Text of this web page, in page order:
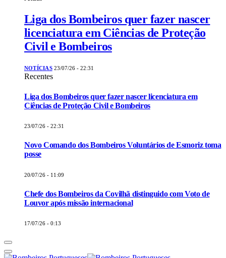
Liga dos Bombeiros quer fazer nascer
licenciatura em Ciências de Proteção
Civil e Bombeiros
NOTÍCIAS 23/07/26 - 22:31
Recentes
Liga dos Bombeiros quer fazer nascer licenciatura em
Ciências de Proteção Civil e Bombeiros
23/07/26 - 22:31
Novo Comando dos Bombeiros Voluntários de Esmoriz toma
posse
20/07/26 - 11:09
Chefe dos Bombeiros da Covilhã distinguido com Voto de
Louvor após missão internacional
17/07/26 - 0:13